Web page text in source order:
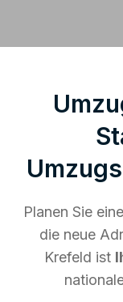
Planen Sie
die neue
Krefeld ist